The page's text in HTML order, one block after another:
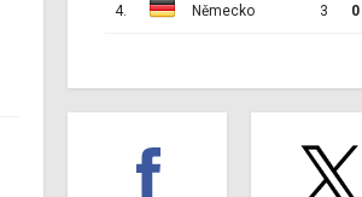
4. Německo 3 0